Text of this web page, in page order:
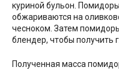
куриной бульон.
обжариваются на
чесноком. Затем
блендер, чтобы получить
Полученная масса